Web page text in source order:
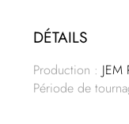
DÉTAILS
Production : JEM
Période de